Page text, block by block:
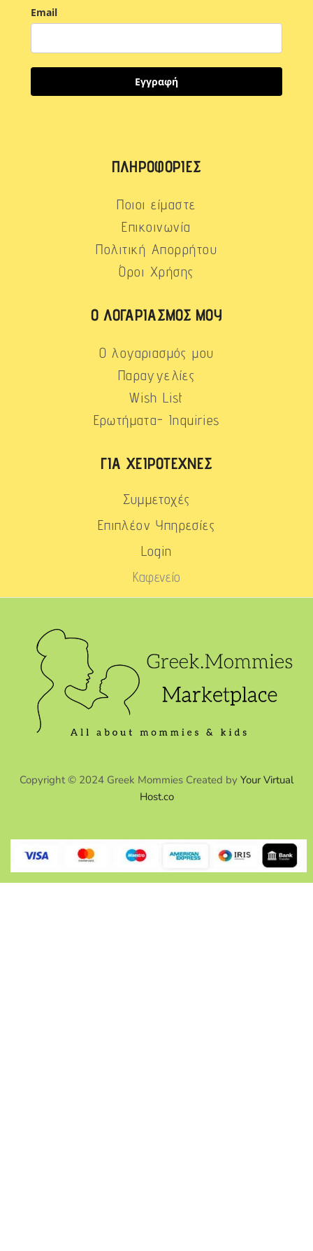
Email
Εγγραφή
ΠΛΗΡΟΦΟΡΊΕΣ
Ποιοι είμαστε
Επικοινωνία
Πολιτική Απορρήτου
Όροι Χρήσης
Ο ΛΟΓΑΡΙΑΣΜΌΣ ΜΟΥ
Ο λογαριασμός μου
Παραγγελίες
Wish List
Ερωτήματα- Inquiries
ΓΙΑ ΧΕΙΡΟΤΈΧΝΕΣ
Συμμετοχές
Επιπλέον Υπηρεσίες
Login
Καφενείο
Copyright © 2024 Greek Mommies Created by Your Virtual
Host.co